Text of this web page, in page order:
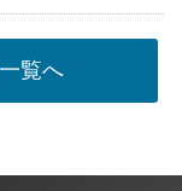
覧へ